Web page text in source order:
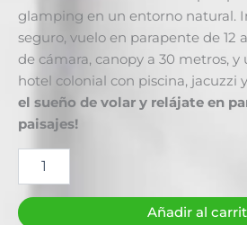
glamping en un entorno natural.
seguro, vuelo en parapente de 12
de cámara, canopy a 30 metros, y
hotel colonial con piscina, jacuzzi
el sueño de volar y relájate en
paisajes!
Añadir al